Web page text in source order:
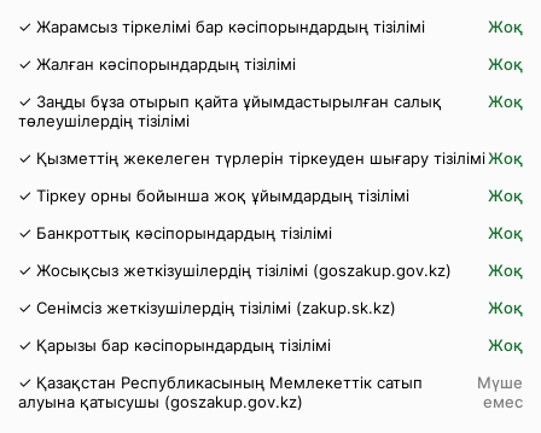
✓ Жарамсыз тіркелімі бар кәсіпорындардың тізілімі
Жоқ
✓ Жалған кәсіпорындардың тізілімі
Жоқ
✓ Заңды бұза отырып қайта ұйымдастырылған салық
төлеушілердің тізілімі
Жоқ
✓ Қызметтің жекелеген түрлерін тіркеуден шығару тізіліміЖоқ
✓ Тіркеу орны бойынша жоқ ұйымдардың тізілімі
Жоқ
✓ Банкроттық кәсіпорындардың тізілімі
Жоқ
✓ Жосықсыз жеткізушілердің тізілімі (goszakup.gov.kz)
Жоқ
✓ Сенімсіз жеткізушілердің тізілімі (zakup.sk.kz)
Жоқ
✓ Қарызы бар кәсіпорындардың тізілімі
Жоқ
✓ Қазақстан Республикасының Мемлекеттік сатып
алуына қатысушы (goszakup.gov.kz)
Мүше
емес